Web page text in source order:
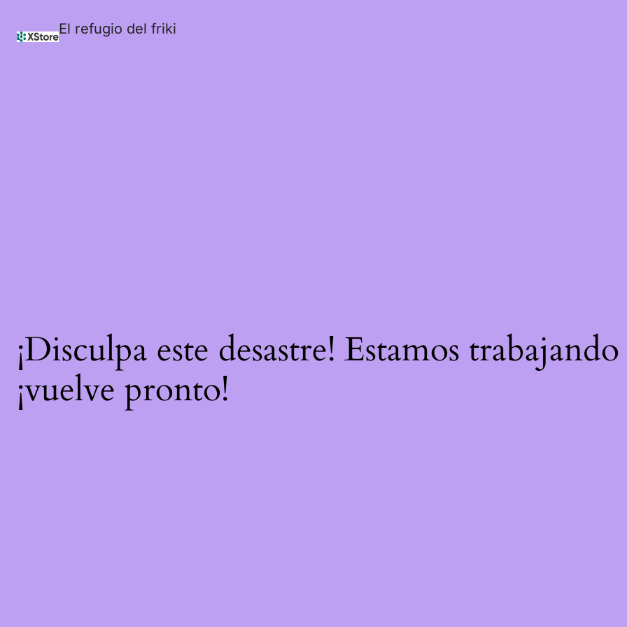
El refugio del friki
¡Disculpa este desastre! Estamos
¡vuelve pronto!